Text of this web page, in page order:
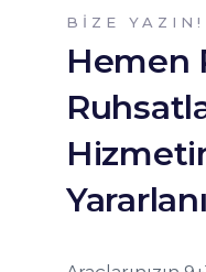
BIZE YAZIN!
Hemen